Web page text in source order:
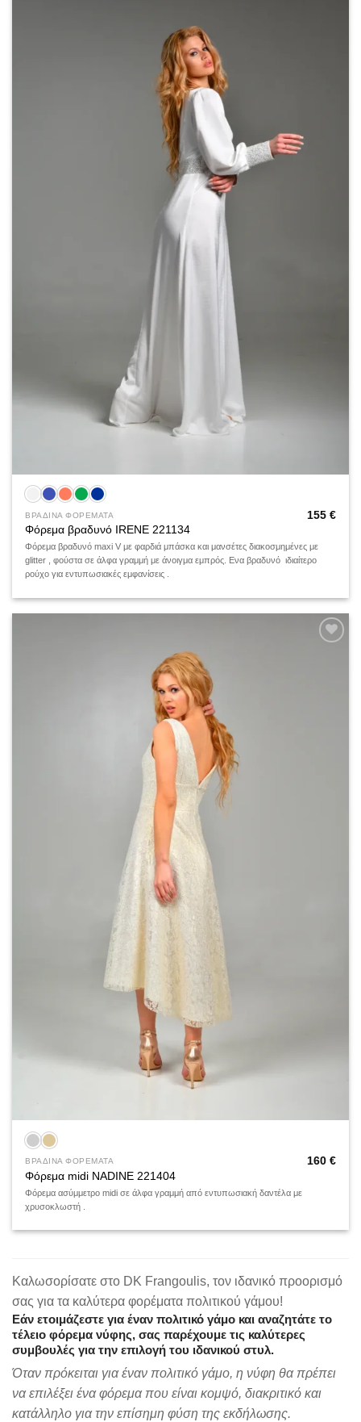
ΒΡΑΔΙΝΑ ΦΟΡΕΜΑΤΑ
Φόρεμα βραδυνό IRENE 221134
155 €
Φόρεμα βραδυνό maxi V με φαρδιά μπάσκα και μανσέτες διακοσμημένες με
glitter , φούστα σε άλφα γραμμή με άνοιγμα εμπρός. Ενα βραδυνό ιδιαίτερο
ρούχο για εντυπωσιακές εμφανίσεις .
ΒΡΑΔΙΝΑ ΦΟΡΕΜΑΤΑ
Φόρεμα midi NADINE 221404
160 €
Φόρεμα ασύμμετρο midi σε άλφα γραμμή από εντυπωσιακή δαντέλα με
χρυσοκλωστή .
Καλωσορίσατε στο DK Frangoulis, τον ιδανικό προορισμό
σας για τα καλύτερα φορέματα πολιτικού γάμου!
Εάν ετοιμάζεστε για έναν πολιτικό γάμο και αναζητάτε το
τέλειο φόρεμα νύφης, σας παρέχουμε τις καλύτερες
συμβουλές για την επιλογή του ιδανικού στυλ.
Όταν πρόκειται για έναν πολιτικό γάμο, η νύφη θα πρέπει
να επιλέξει ένα φόρεμα που είναι κομψό, διακριτικό και
κατάλληλο για την επίσημη φύση της εκδήλωσης.